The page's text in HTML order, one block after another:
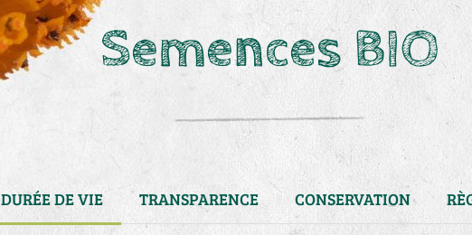
Semences BIO
DURÉE DE VIE TRANSPARENCE CONSERVATION